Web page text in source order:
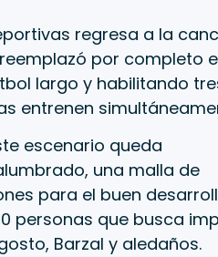
regresa a la
por completo
largo y habilitando
entrenen
escenario queda
una malla de
para el buen
personas que busca
Barzal y aledaños.